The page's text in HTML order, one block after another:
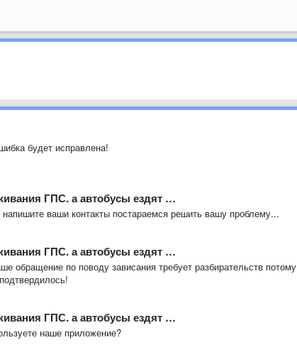
будет исправлена!
ГПС. а автобусы ездят …
ваши контакты постараемся решить вашу проблему...
ГПС. а автобусы ездят …
обращение по поводу зависания требует разбирательств потому
ГПС. а автобусы ездят …
наше приложение?